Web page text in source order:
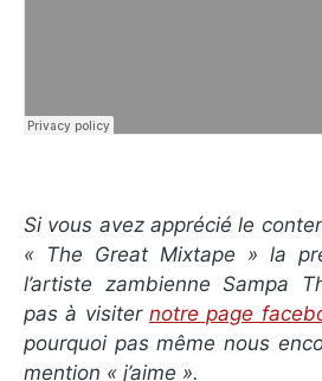
Si vous avez apprécié le
« The Great Mixtape » la
l’artiste zambienne Sampa
pas à visiter notre page
pourquoi pas même nous
mention « j’aime ».